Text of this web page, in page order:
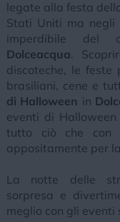
legate alla festa
Stati Uniti ma negli
imperdibile del
Dolceacqua.
discoteche, le feste
brasiliani, cene e
di Halloween in
eventi di
tutto ciò che con
appositamente per
La notte delle
sorpresa e
meglio con gli